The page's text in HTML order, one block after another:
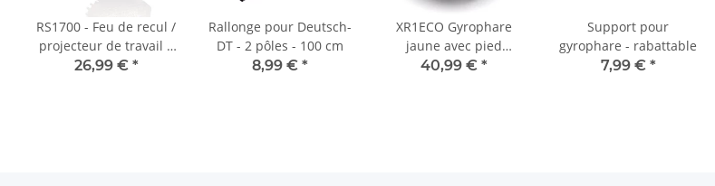
RS1700 - Feu de recul /
projecteur de travail à
LED - 1700 lm -
26,99 € *
Rallonge pour Deutsch-
DT - 2 pôles - 100 cm
8,99 € *
XR1ECO Gyrophare
jaune avec pied
enfichable DIN
40,99 € *
Support pour
gyrophare - rabattable
7,99 € *